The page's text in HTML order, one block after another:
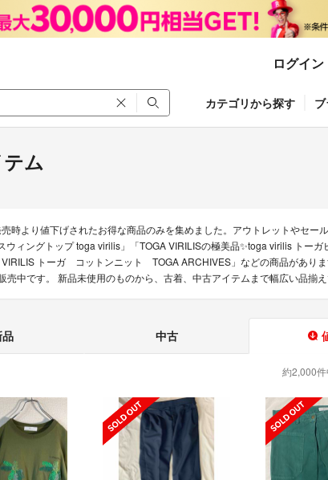
ログイン
カテゴリから探す
ム
時より値下げされたお得な商品のみを集めました。アウトレットやセー
ウィングトップ toga virilis」「TOGA VIRILISの極美品✨toga virilis トー
トーガ コットンニット TOGA ARCHIVES」などの商品がありま
中です。 新品未使用のものから、古着、中古アイテムまで幅広い品揃え
中古
約2,000